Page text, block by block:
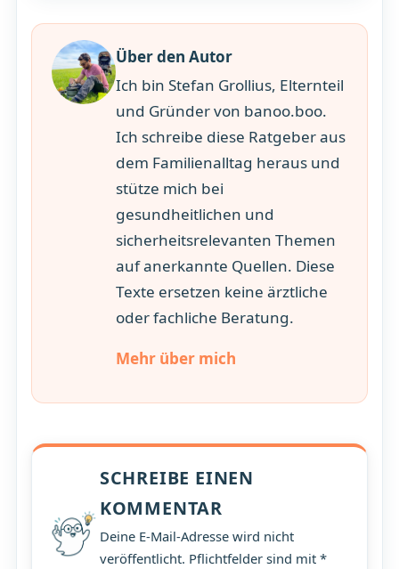
Über den Autor
Ich bin Stefan Grollius, Elternteil
und Gründer von banoo.boo.
Ich schreibe diese Ratgeber aus
dem Familienalltag heraus und
stütze mich bei
gesundheitlichen und
sicherheitsrelevanten Themen
auf anerkannte Quellen. Diese
Texte ersetzen keine ärztliche
oder fachliche Beratung.
Mehr über mich
SCHREIBE EINEN
KOMMENTAR
Deine E-Mail-Adresse wird nicht
veröffentlicht. Pflichtfelder sind mit *